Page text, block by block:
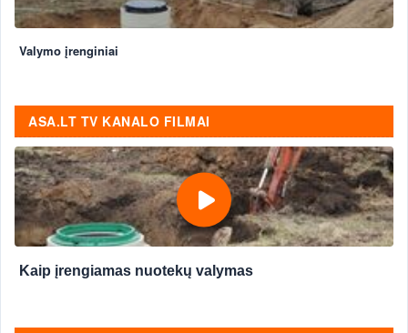
Valymo įrenginiai
ASA.LT TV KANALO FILMAI
Kaip įrengiamas nuotekų valymas